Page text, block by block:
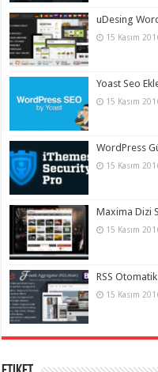
uDesing
15 Kasım
Yoast Seo
15 Kasım
WordPress
15 Kasım
Maxima Dizi
15 Kasım
RSS
15 Kasım